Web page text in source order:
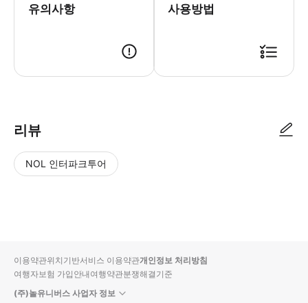
유의사항 사용방법
리뷰
NOL 인터파크투어
입니
다.
순
상
이용약관위치기반서비스 이용약관개인정보 처리방침
여행자보험 가입안내여행약관분쟁해결기준
(주)놀유니버스 사업자 정보